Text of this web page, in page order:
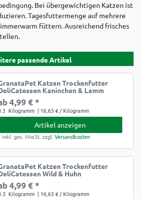
Bei übergewichtigen Katzen ist
Tagesfuttermenge auf mehrere
füttern. Ausreichend frisches
passende Artikel
Katzen Trockenfutter
Kaninchen & Lamm
4,99 € *
Kilogramm | 16,63 € / Kilogramm
Artikel anzeigen
inkl. ges. MwSt. zzgl.Versandkosten
Katzen Trockenfutter
Wild & Huhn
4,99 € *
Kilogramm | 16,63 € / Kilogramm